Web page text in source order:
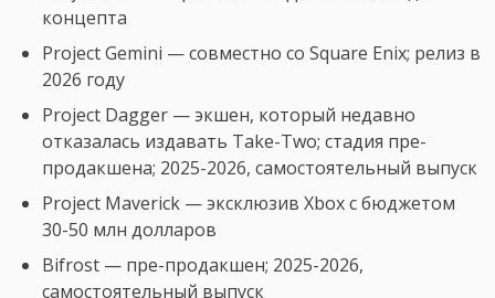
концепта
Project Gemini — совместно со Square Enix; релиз в
2026 году
Project Dagger — экшен, который недавно
отказалась издавать Take-Two; стадия пре-
продакшена; 2025-2026, самостоятельный выпуск
Project Maverick — эксклюзив Xbox с бюджетом
30-50 млн долларов
Bifrost — пре-продакшен; 2025-2026,
самостоятельный выпуск